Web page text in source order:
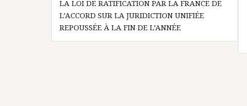
de
l’article
LA LOI DE RATIFICATION PAR LA FRANCE DE
L’ACCORD SUR LA JURIDICTION UNIFIÉE
REPOUSSÉE À LA FIN DE L’ANNÉE